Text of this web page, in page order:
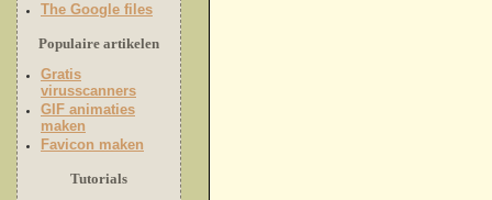
The Google files
Populaire artikelen
Gratis
virusscanners
GIF animaties
maken
Favicon maken
Tutorials